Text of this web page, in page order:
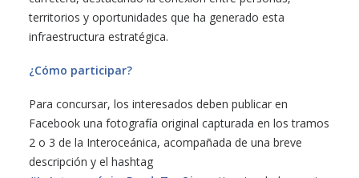
territorios y oportunidades que ha generado esta
infraestructura estratégica.
¿Cómo participar?
Para concursar, los interesados deben publicar en
Facebook una fotografía original capturada en los tramos
2 o 3 de la Interoceánica, acompañada de una breve
descripción y el hashtag